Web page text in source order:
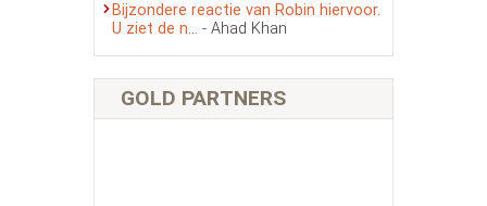
Bijzondere reactie van Robin hiervoor.
U ziet de n... - Ahad Khan
GOLD PARTNERS